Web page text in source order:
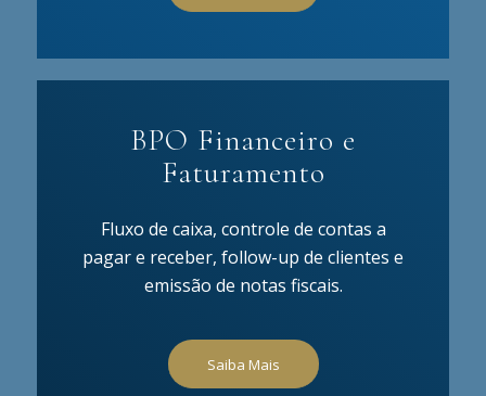
BPO Financeiro e
Faturamento
Fluxo de caixa, controle de contas a
pagar e receber, follow-up de clientes e
emissão de notas fiscais.
Saiba Mais